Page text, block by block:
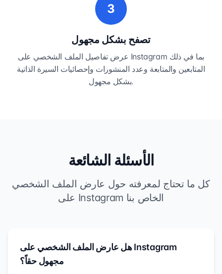
3
تصفح بشكل مجهول
عرض تفاصيل الملف الشخصي على Instagram بما في ذلك
المتابعين والمتابعة وعدد المنشورات وإحصائيات السيرة الذاتية
بشكل مجهول.
الأسئلة الشائعة
كل ما تحتاج لمعرفته حول عارض الملف الشخصي
على Instagram الخاص بنا
هل عارض الملف الشخصي على Instagram
مجهول حقاً؟